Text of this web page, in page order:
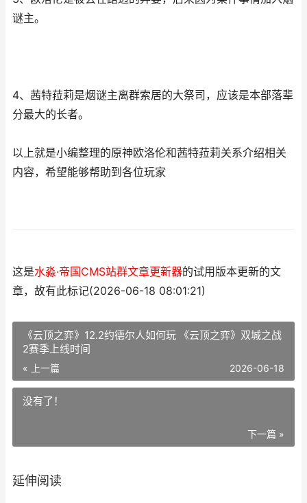
谜主。
4、茜特菈莉是烟谜主离群索居的大祭司，应该是本部落辈
分最大的长者。
以上就是小编整理的原神欧洛伦和茜特菈莉关系介绍相关
内容，希望能够帮助到各位玩家
这是水淼·帝国CMS站群文章更新器的试用版本更新的文
章，故有此标记(2026-06-18 08:01:21)
《云顶之弈》12.2约德尔人如何玩 《云顶之弈》双城之战
2赛季上线时间
« 上一篇 2026-06-18
没有了！
下一篇 »
延伸阅读